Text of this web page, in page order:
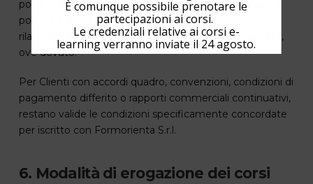
potrà sospendere o annullare l’iscrizione, riassegnare il
posto ad altri clienti, bloccare l’accesso al corso, non
rilasciare gli attestati e agire per il recupero del credito,
ove dovuto.
Per Clienti con accordi quadro, convenzioni, condizioni di
pagamento differito o rapporti commerciali continuativi,
restano valide le condizioni specificamente concordate
per iscritto con Formorienta S.r.l.
6. Modalità di erogazione dei corsi
È comunque possibile prenotare le
partecipazioni ai corsi.
Le credenziali relative ai corsi e-
learning verranno inviate il 24 agosto.